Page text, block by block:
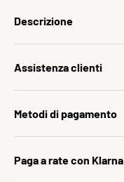
Descrizione
Assistenza clienti
Metodi di pagamento
Paga a rate con Klarna